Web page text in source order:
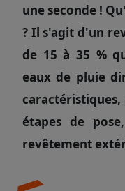
une seconde !
? Il s'agit d'un
de 15 à 35 %
eaux de pluie
caractéristiques,
étapes de
revêtement